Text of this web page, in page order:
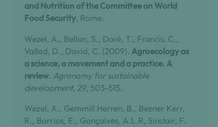
and Nutrition of the Committee on World
Food Security, Rome.
Wezel, A., Bellon, S., Doré, T., Francis, C.,
Vallod, D., David, C. (2009). Agroecology as
a science, a movement and a practice. A
review. Agronomy for sustainable
development, 29, 503-515.
Wezel, A., Gemmill Herren, B., Bezner Kerr,
R., Barrios, E., Gonçalves, A.L.R, Sinclair, F.